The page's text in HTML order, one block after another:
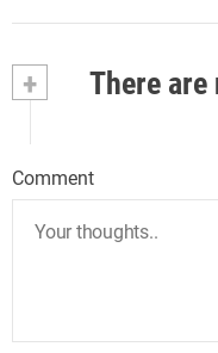
+ There are
Comment